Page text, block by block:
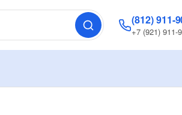
(812) 911-
+7 (921) 911-